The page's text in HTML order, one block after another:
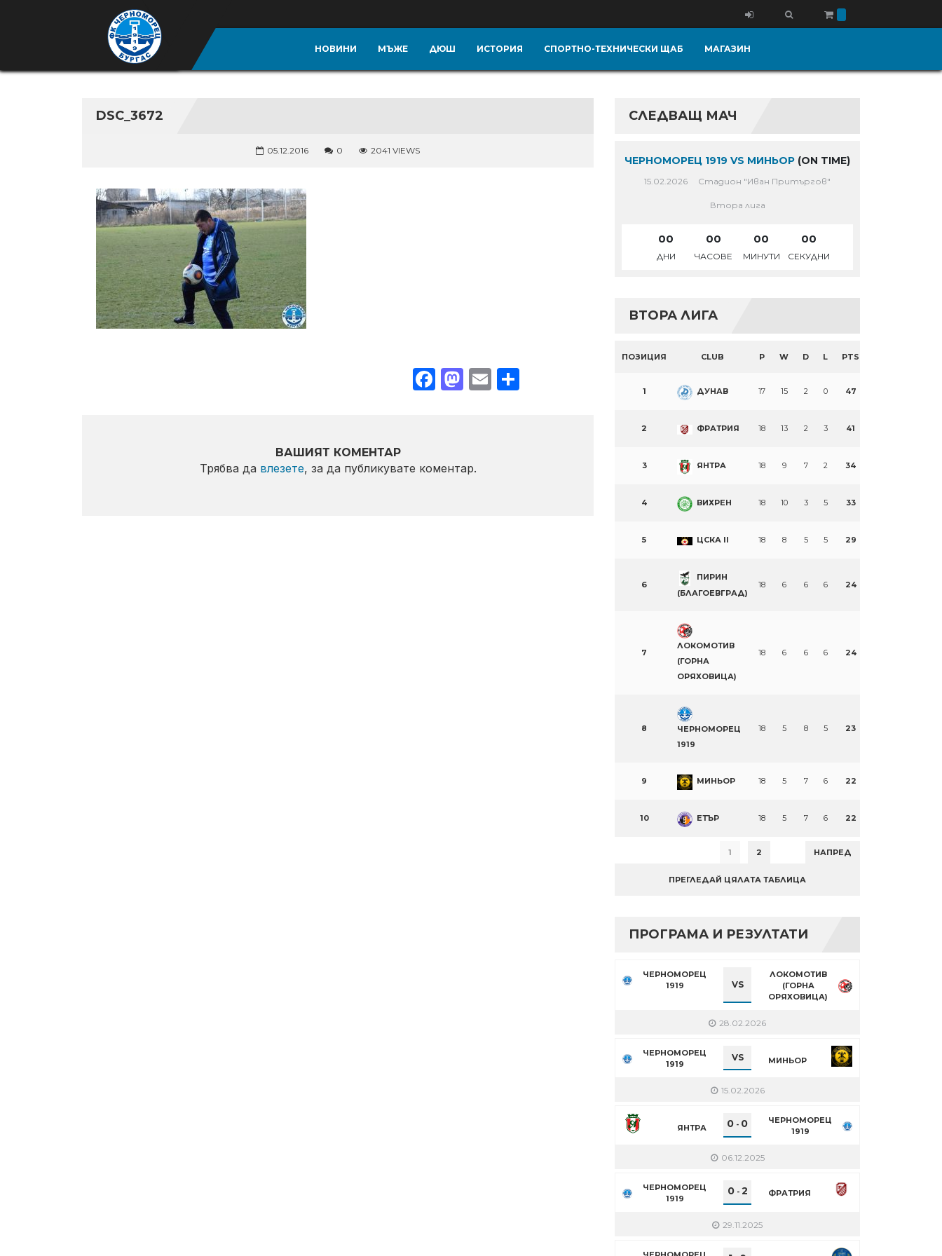
НОВИНИ МЪЖЕ ДЮШ ИСТОРИЯ СПОРТНО-ТЕХНИЧЕСКИ ЩАБ МАГАЗИН
DSC_3672
05.12.2016 0 2041 VIEWS
Facebook
Mastodon
EmailShare
ВАШИЯТ КОМЕНТАР
Трябва да влезете, за да публикувате коментар.
СЛЕДВАЩ МАЧ
ЧЕРНОМОРЕЦ 1919 VS МИНЬОР (ON TIME)
15.02.2026 Стадион "Иван Притъргов"
Втора лига
00
ДНИ
00
ЧАСОВЕ
00
МИНУТИ
00
СЕКУДНИ
ВТОРА ЛИГА
ПОЗИЦИЯ CLUB P W D L PTS
1 ДУНАВ 17 15 2 0 47
2 ФРАТРИЯ 18 13 2 3 41
3 ЯНТРА 18 9 7 2 34
4 ВИХРЕН 18 10 3 5 33
5 ЦСКА II 18 8 5 5 29
6
ПИРИН
(БЛАГОЕВГРАД)
18 6 6 6 24
7
ЛОКОМОТИВ
(ГОРНА
ОРЯХОВИЦА)
18 6 6 6 24
8
ЧЕРНОМОРЕЦ
1919
18 5 8 5 23
9 МИНЬОР 18 5 7 6 22
10 ЕТЪР 18 5 7 6 22
1 2 НАПРЕД
ПРЕГЛЕДАЙ ЦЯЛАТА ТАБЛИЦА
ПРОГРАМА И РЕЗУЛТАТИ
ЧЕРНОМОРЕЦ
1919
VS
ЛОКОМОТИВ
(ГОРНА
ОРЯХОВИЦА)
28.02.2026
ЧЕРНОМОРЕЦ
1919
VS МИНЬОР
15.02.2026
ЯНТРА 0 - 0
ЧЕРНОМОРЕЦ
1919
06.12.2025
ЧЕРНОМОРЕЦ
1919
0- 2 ФРАТРИЯ
29.11.2025